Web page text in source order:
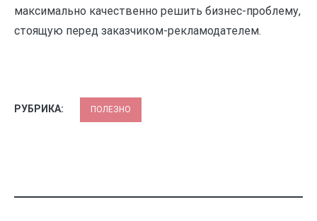
максимально качественно решить бизнес-проблему,
стоящую перед заказчиком-рекламодателем.
РУБРИКА: ПОЛЕЗНО